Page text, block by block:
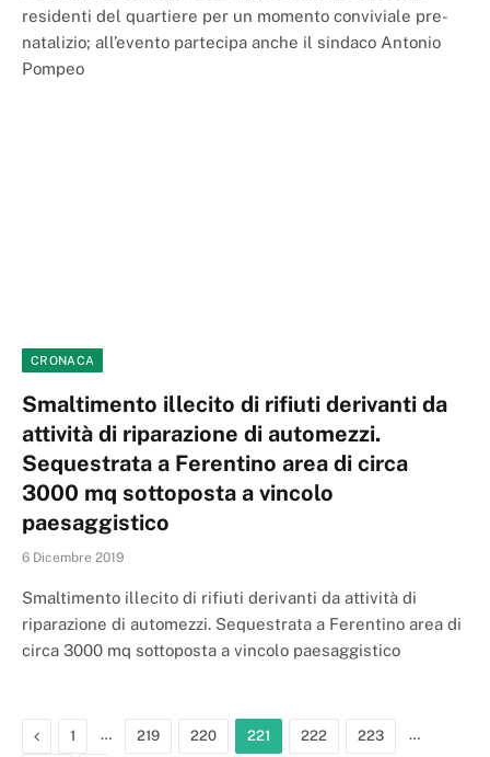
residenti del quartiere per un momento conviviale pre-
natalizio; all’evento partecipa anche il sindaco Antonio
Pompeo
CRONACA
Smaltimento illecito di rifiuti derivanti da
attività di riparazione di automezzi.
Sequestrata a Ferentino area di circa
3000 mq sottoposta a vincolo
paesaggistico
6 Dicembre 2019
Smaltimento illecito di rifiuti derivanti da attività di
riparazione di automezzi. Sequestrata a Ferentino area di
circa 3000 mq sottoposta a vincolo paesaggistico
Previous
1 … 219 220 221 222 223 …